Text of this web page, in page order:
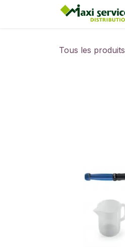
Se rendre au contenu
Tous les produits